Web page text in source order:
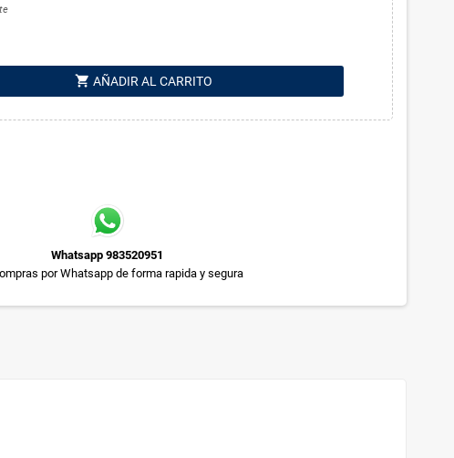
shopping_cart AÑADIR AL CARRITO
Whatsapp 983520951
por Whatsapp de forma rapida y segura